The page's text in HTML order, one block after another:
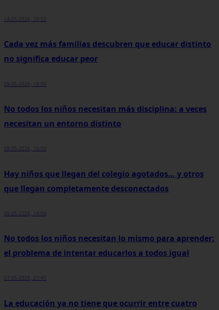
14-05-2026, 20:50
Cada vez más familias descubren que educar distinto
no significa educar peor
08-05-2026, 18:00
No todos los niños necesitan más disciplina: a veces
necesitan un entorno distinto
08-05-2026, 16:00
Hay niños que llegan del colegio agotados… y otros
que llegan completamente desconectados
08-05-2026, 14:00
No todos los niños necesitan lo mismo para aprender:
el problema de intentar educarlos a todos igual
07-05-2026, 21:45
La educación ya no tiene que ocurrir entre cuatro